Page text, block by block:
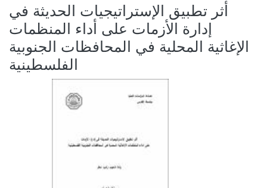
أثر تطبيق الإستراتيجيات الحديثة في
إدارة الأزمات على أداء المنظمات
الإغاثية المحلية في المحافظات الجنوبية
الفلسطينية